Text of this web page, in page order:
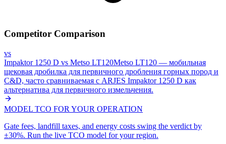
Competitor Comparison
vs
Impaktor 1250 D vs Metso LT120Metso LT120 — мобильная
щековая дробилка для первичного дробления горных пород и
C&D, часто сравниваемая с ARJES Impaktor 1250 D как
альтернатива для первичного измельчения.
MODEL TCO FOR YOUR OPERATION
Gate fees, landfill taxes, and energy costs swing the verdict by
±30%. Run the live TCO model for your region.